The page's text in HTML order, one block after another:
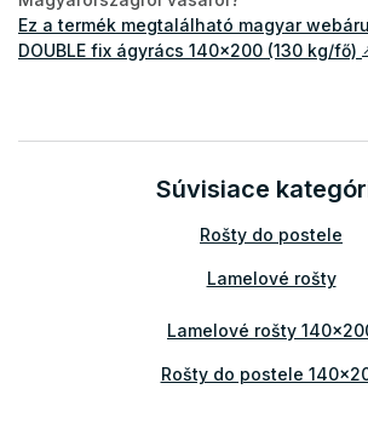
Ez a termék megtalálható magyar
DOUBLE fix ágyrács 140x200 (130 kg/fő)
Súvisiace
Rošty do postele
Lamelové rošty
Lamelové rošty
Rošty do postele